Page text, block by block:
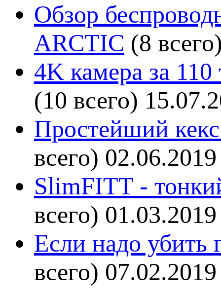
Обзор
ARCTIC (8
4K камера за
(10 всего)
Простейший кекс
всего) 02.06.2019
SlimFITT -
всего) 01.03.2019
Если надо убить
всего) 07.02.2019